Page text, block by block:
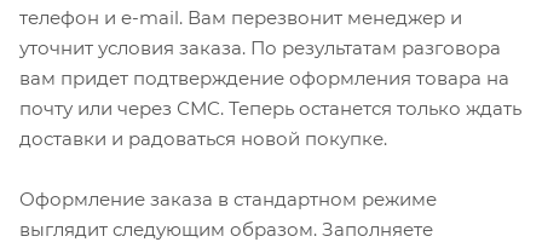
телефон и e-mail. Вам перезвонит менеджер и
уточнит условия заказа. По результатам разговора
вам придет подтверждение оформления товара на
почту или через СМС. Теперь останется только ждать
доставки и радоваться новой покупке.
Оформление заказа в стандартном режиме
выглядит следующим образом. Заполняете